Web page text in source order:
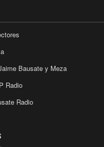
Bausate y Meza
Radio
Radio